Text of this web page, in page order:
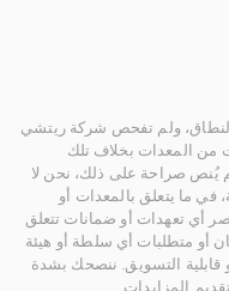
النطاق، ولم تفحص شركة ريتشي
من المعدات بخلاف تلك
يُنص صراحة على ذلك، نحن لا
ما يتعلق بالمعدات أو
أي تعهدات أو ضمانات تتعلق
أو متطلبات أي سلطة أو هيئة
قابلية التسويق. ننصحك بشدة
المزايدات.